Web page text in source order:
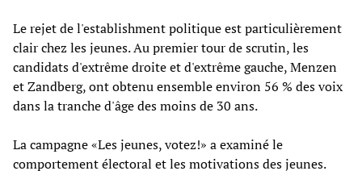
Le rejet de l'establishment politique est particulièrement
clair chez les jeunes. Au premier tour de scrutin, les
candidats d'extrême droite et d'extrême gauche, Menzen
et Zandberg, ont obtenu ensemble environ 56 % des voix
dans la tranche d'âge des moins de 30 ans.
La campagne «Les jeunes, votez!» a examiné le
comportement électoral et les motivations des jeunes.